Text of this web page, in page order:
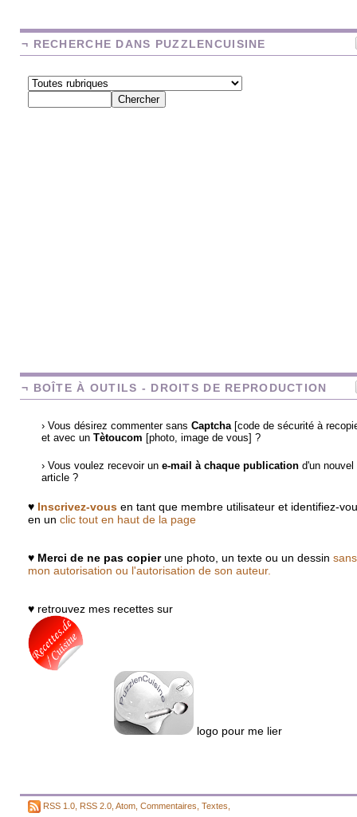
¬ RECHERCHE DANS PUZZLENCUISINE
¬ BOÎTE À OUTILS - DROITS DE REPRODUCTION
› Vous désirez commenter sans Captcha [code de sécurité à
et avec un Tètoucom [photo, image de vous] ?
› Vous voulez recevoir un e-mail à chaque publication d'un nouvel
article ?
♥ Inscrivez-vous en tant que membre utilisateur et identifiez-
en un clic tout en haut de la page
♥ Merci de ne pas copierune photo, un texte ou un dessin sans
mon autorisation ou l'autorisation de son auteur.
♥ retrouvez mes recettes sur
logo pour me lier
RSS 1.0 RSS 2.0 Atom Commentaires Textes